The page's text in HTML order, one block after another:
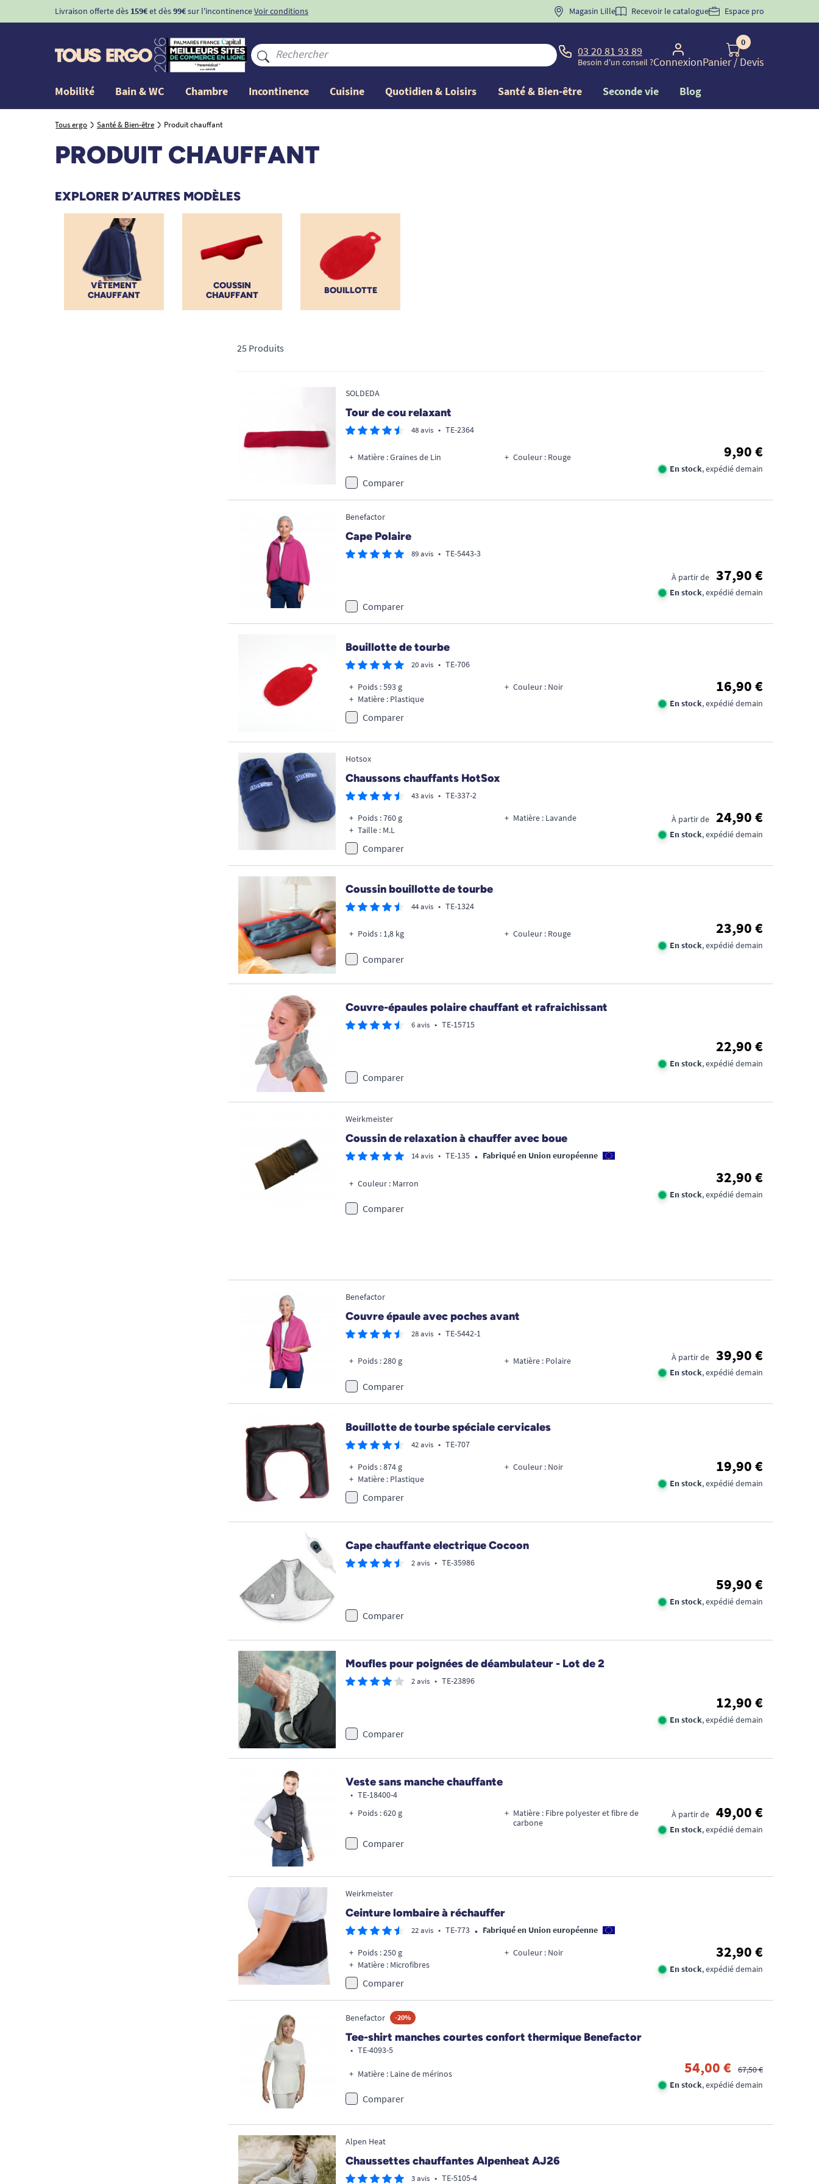
Livraison offerte dès 159€et dès99€sur l'incontinenceVoir conditions BIENVENUE" pourla 1ère commande d'incontinence
Magasin Lille Recevoir le catalogue Espace pro
03 20 81 93 89
Besoin d'un conseil ?Connexion
0
Panier/ Devis
Mobilité Bain & WC Chambre Incontinence Cuisine Quotidien & Loisirs Santé & Bien-être Seconde vie Blog
Tous ergo Santé & Bien-être Produit chauffant
PRODUIT CHAUFFANT
EXPLORER D’AUTRES MODÈLES
VÊTEMENT
CHAUFFANT
COUSSIN
CHAUFFANT
BOUILLOTTE
25 Produits
SOLDEDA
Tour de cou relaxant
48 avis • TE-2364
Matière : Graines de Lin Couleur : Rouge 9,90 €
En stock, expédié demain
Comparer
Benefactor
Cape Polaire
89 avis • TE-5443-3
À partir de 37,90 €
En stock, expédié demain
Comparer
Bouillotte de tourbe
20 avis • TE-706
Poids : 593 g
Matière : Plastique
Couleur : Noir 16,90 €
En stock, expédié demain
Comparer
Hotsox
Chaussons chauffants HotSox
43 avis • TE-337-2
Poids : 760 g
Taille : M.L
Matière : Lavande À partir de 24,90 €
En stock, expédié demain
Comparer
Coussin bouillotte de tourbe
44 avis • TE-1324
Poids : 1,8 kg Couleur : Rouge 23,90 €
En stock, expédié demain
Comparer
Couvre-épaules polaire chauffant et rafraichissant
6 avis • TE-15715
22,90 €
En stock, expédié demain
Comparer
Weirkmeister
Coussin de relaxation à chauffer avec boue
14 avis • TE-135 • Fabriqué en Union européenne
Couleur : Marron 32,90 €
En stock, expédié demain
Comparer
Benefactor
Couvre épaule avec poches avant
28 avis • TE-5442-1
Poids : 280 g Matière : Polaire À partir de 39,90 €
En stock, expédié demain
Comparer
Bouillotte de tourbe spéciale cervicales
42 avis • TE-707
Poids : 874 g
Matière : Plastique
Couleur : Noir 19,90 €
En stock, expédié demain
Comparer
Cape chauffante electrique Cocoon
2 avis • TE-35986
59,90 €
En stock, expédié demain
Comparer
Moufles pour poignées de déambulateur - Lot de 2
2 avis • TE-23896
12,90 €
En stock, expédié demain
Comparer
Veste sans manche chauffante
• TE-18400-4
Poids : 620 g
Matière : Fibre polyester et fibre de
carbone
À partir de 49,00 €
En stock, expédié demain
Comparer
Weirkmeister
Ceinture lombaire à réchauffer
22 avis • TE-773 • Fabriqué en Union européenne
Poids : 250 g
Matière : Microfibres
Couleur : Noir 32,90 €
En stock, expédié demain
Comparer
Benefactor -20%
Tee-shirt manches courtes confort thermique Benefactor
• TE-4093-5
Matière : Laine de mérinos 54,00 €
67,50 €
En stock, expédié demain
Comparer
Alpen Heat
Chaussettes chauffantes Alpenheat AJ26
3 avis • TE-5105-4